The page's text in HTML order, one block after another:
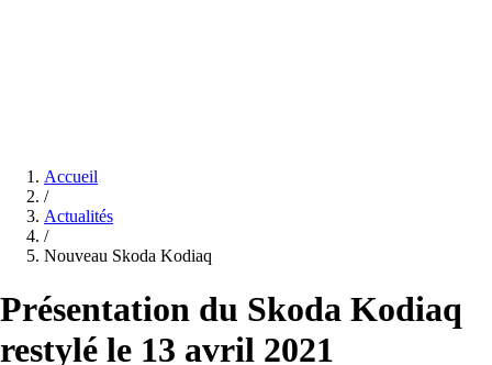
Accueil
/
Actualités
/
Nouveau Skoda Kodiaq
Présentation du Skoda Kodiaq
restylé le 13 avril 2021